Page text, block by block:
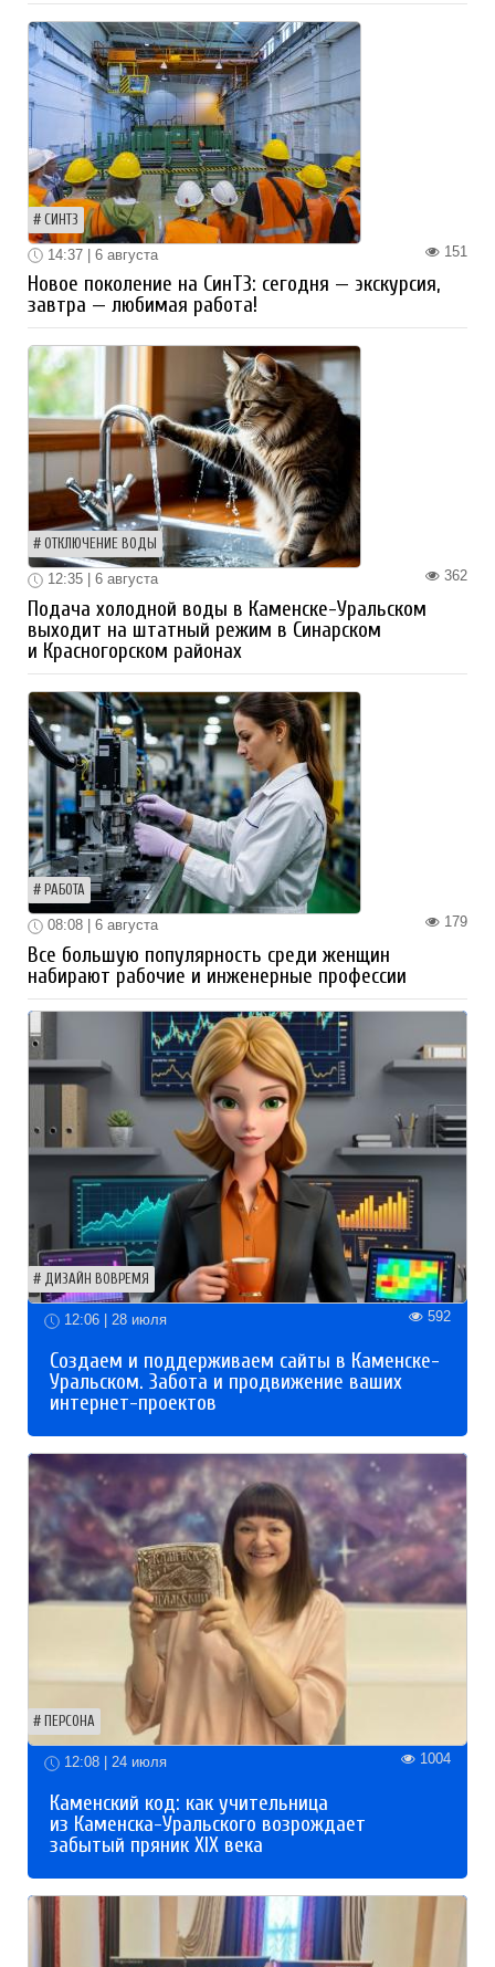
СИНТЗ
151
14:37 | 6 августа
Новое поколение на СинТЗ: сегодня — экскурсия,
завтра — любимая работа!
ОТКЛЮЧЕНИЕ ВОДЫ
362
12:35 | 6 августа
Подача холодной воды в Каменске-Уральском
выходит на штатный режим в Синарском
и Красногорском районах
РАБОТА
179
08:08 | 6 августа
Все большую популярность среди женщин
набирают рабочие и инженерные профессии
ДИЗАЙН ВОВРЕМЯ
12:06 | 28 июля 592
Создаем и поддерживаем сайты в Каменске-
Уральском. Забота и продвижение ваших
интернет-проектов
ПЕРСОНА
12:08 | 24 июля 1004
Каменский код: как учительница
из Каменска-Уральского возрождает
забытый пряник XIX века